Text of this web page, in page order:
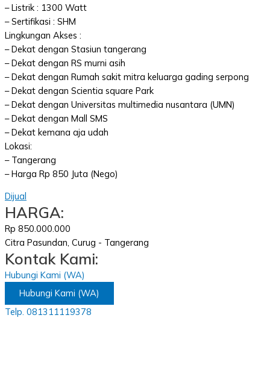
– Listrik : 1300 Watt
– Sertifikasi : SHM
Lingkungan Akses :
– Dekat dengan Stasiun tangerang
– Dekat dengan RS murni asih
– Dekat dengan Rumah sakit mitra keluarga gading serpong
– Dekat dengan Scientia square Park
– Dekat dengan Universitas multimedia nusantara (UMN)
– Dekat dengan Mall SMS
– Dekat kemana aja udah
Lokasi:
– Tangerang
– Harga Rp 850 Juta (Nego)
Dijual
HARGA:
Rp 850.000.000
Citra Pasundan, Curug - Tangerang
Kontak Kami:
Hubungi Kami (WA)
Hubungi Kami (WA)
Telp. 081311119378